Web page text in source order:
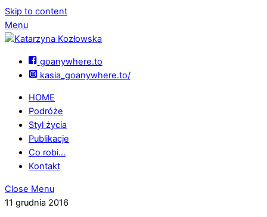
Skip to content
Menu
goanywhere.to
kasia_goanywhere.to/
HOME
Podróże
Styl życia
Publikacje
Co robi…
Kontakt
Close Menu
11 grudnia 2016